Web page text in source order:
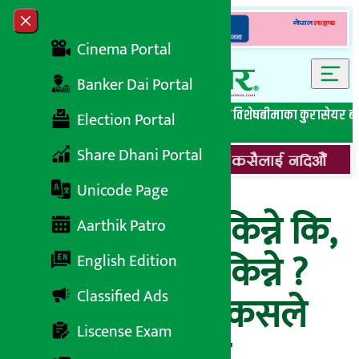
Skip to content
Close menu
Cinema Portal
Banker Dai Portal
Election Portal
Share Dhani Portal
Unicode Page
Aarthik Patro
English Edition
Classified Ads
Liscense Exam
सबै समाचारबेथिति मुर्दाबादबैंकिङ विशेष लघुवित्त विशेषबीमाका कुरासेयर
सेयर बेचेर गाडी किन्ने कि,
गाडी बेचेर सेयर किन्ने ?
को पछुताउला ? कसले